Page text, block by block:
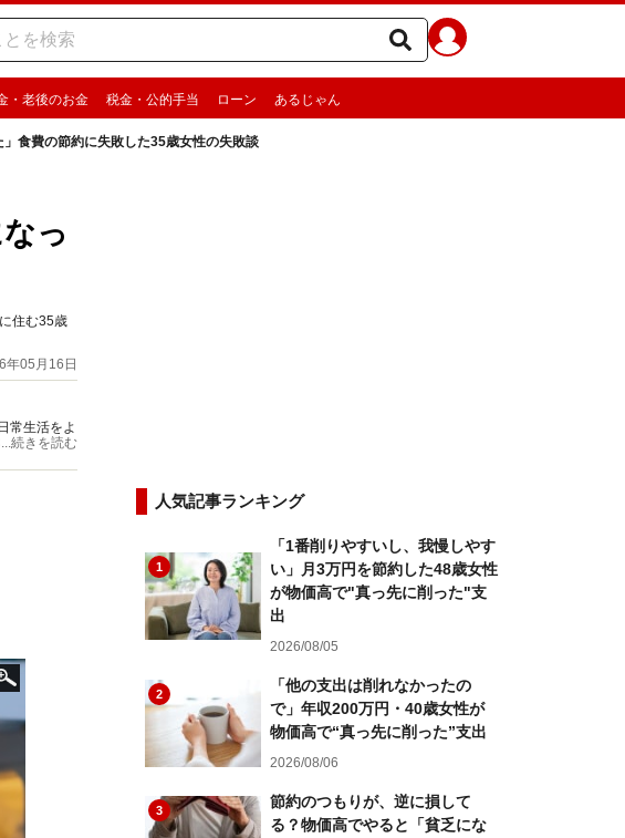
・老後のお金 税金・公的手当 ローン あるじゃん
食費の節約に失敗した35歳女性の失敗談
っ
住む35歳
年05月16日
常生活をよ
総合情報サ
...続きを読む
人気記事ランキング
1
「1番削りやすいし、我慢しやす
い」月3万円を節約した48歳女性
が物価高で"真っ先に削った"支
出
2026/08/05
2
「他の支出は削れなかったの
で」年収200万円・40歳女性が
物価高で“真っ先に削った”支出
2026/08/06
3
節約のつもりが、逆に損して
る？物価高でやると「貧乏にな